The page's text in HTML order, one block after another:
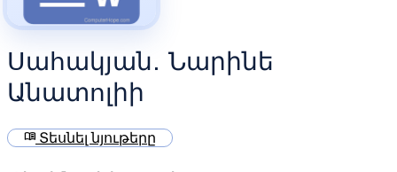
Սահակյան. Նարինե
Անատոլիի
menu_book Տեսնել նյութերը